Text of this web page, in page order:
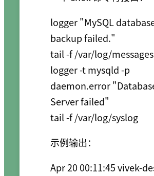
logger "MySQL
backup failed."
tail -f /var/log/messages
logger -t mysqld -p
daemon.error
Server failed"
示例输出：
Apr 20 00:11:45 vivek-